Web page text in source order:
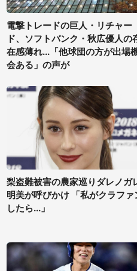
電撃トレードの巨人・リチャー
ド、ソフトバンク・秋広優人の
在感薄れ...「他球団の方が出場
会ある」の声が
梨盗難被害の農家巡りダレノガ
明美が呼びかけ 「私がクラファ
したら...」